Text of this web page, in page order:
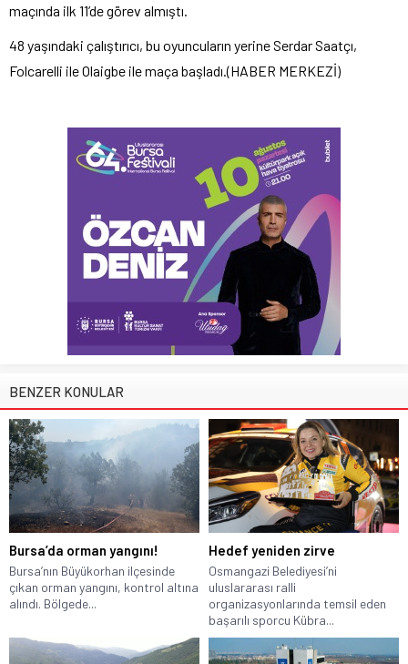
maçında ilk 11’de görev almıştı.
48 yaşındaki çalıştırıcı, bu oyuncuların yerine Serdar Saatçı,
Folcarelli ile Olaigbe ile maça başladı.(HABER MERKEZİ)
BENZER KONULAR
Bursa’da orman yangını!
Bursa’nın Büyükorhan ilçesinde
çıkan orman yangını, kontrol altına
alındı. Bölgede...
Hedef yeniden zirve
Osmangazi Belediyesi’ni
uluslararası ralli
organizasyonlarında temsil eden
başarılı sporcu Kübra...